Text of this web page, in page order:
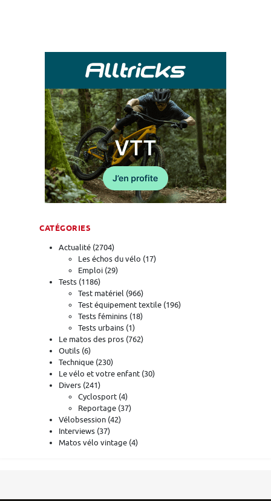
CATÉGORIES
Actualité (2704)
Les échos du vélo (17)
Emploi (29)
Tests (1186)
Test matériel (966)
Test équipement textile (196)
Tests féminins (18)
Tests urbains (1)
Le matos des pros (762)
Outils (6)
Technique (230)
Le vélo et votre enfant (30)
Divers (241)
Cyclosport (4)
Reportage (37)
Vélobsession (42)
Interviews (37)
Matos vélo vintage (4)